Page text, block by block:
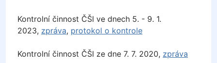
Kontrolní činnost ČŠI ve dnech 5. - 9. 1.
2023, zpráva, protokol o kontrole
Kontrolní činnost ČŠI ze dne 7. 7. 2020, zpráva